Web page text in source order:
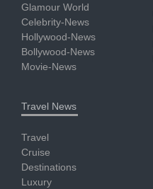
Glamour World
Celebrity-News
Hollywood-News
Bollywood-News
Movie-News
Travel News
Travel
Cruise
Destinations
Luxury